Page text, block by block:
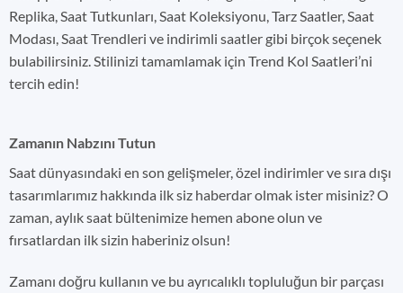
Replika, Saat Tutkunları, Saat Koleksiyonu, Tarz Saatler, Saat
Modası, Saat Trendleri ve indirimli saatler gibi birçok seçenek
bulabilirsiniz. Stilinizi tamamlamak için Trend Kol Saatleri’ni
tercih edin!
Zamanın Nabzını Tutun
Saat dünyasındaki en son gelişmeler, özel indirimler ve sıra dışı
tasarımlarımız hakkında ilk siz haberdar olmak ister misiniz? O
zaman, aylık saat bültenimize hemen abone olun ve
fırsatlardan ilk sizin haberiniz olsun!
Zamanı doğru kullanın ve bu ayrıcalıklı topluluğun bir parçası